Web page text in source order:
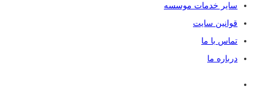
سایر خدمات موسسه
قوانین سایت
تماس با ما
درباره ما